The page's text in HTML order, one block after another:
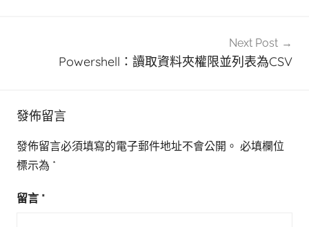
Next Post
Powershell：讀取資料夾權限並列表為CSV
發佈留言
發佈留言必須填寫的電子郵件地址不會公開。 必填欄位
標示為 *
留言 *